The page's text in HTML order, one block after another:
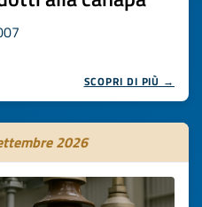
SCOPRI DI PIÙ →
2026